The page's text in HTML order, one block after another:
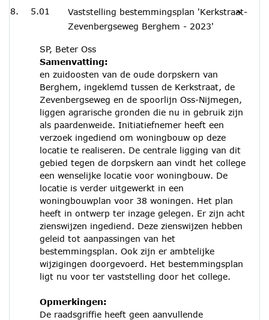
5.01
Vaststelling bestemmingsplan 'Kerkstraat-
Zevenbergseweg Berghem - 2023'
SP, Beter Oss
Samenvatting:
en zuidoosten van de oude dorpskern van
Berghem, ingeklemd tussen de Kerkstraat, de
Zevenbergseweg en de spoorlijn Oss-Nijmegen,
liggen agrarische gronden die nu in gebruik zijn
als paardenweide. Initiatiefnemer heeft een
verzoek ingediend om woningbouw op deze
locatie te realiseren. De centrale ligging van dit
gebied tegen de dorpskern aan vindt het college
een wenselijke locatie voor woningbouw. De
locatie is verder uitgewerkt in een
woningbouwplan voor 38 woningen. Het plan
heeft in ontwerp ter inzage gelegen. Er zijn acht
zienswijzen ingediend. Deze zienswijzen hebben
geleid tot aanpassingen van het
bestemmingsplan. Ook zijn er ambtelijke
wijzigingen doorgevoerd. Het bestemmingsplan
ligt nu voor ter vaststelling door het college.
Opmerkingen:
De raadsgriffie heeft geen aanvullende